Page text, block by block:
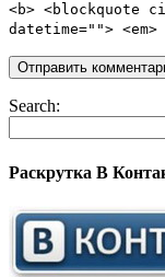
<b> <blockquote
datetime="">
Search:
Раскрутка В